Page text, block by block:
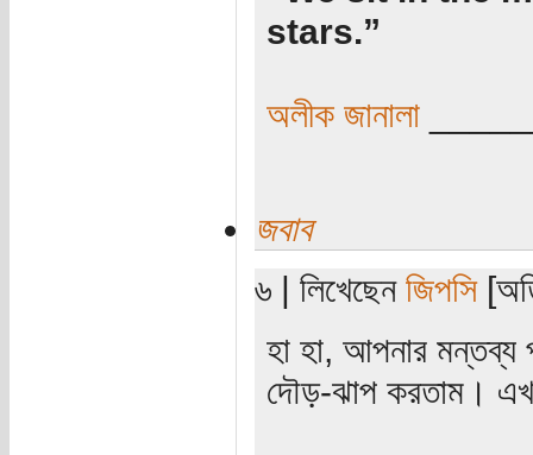
stars.”
অলীক জানালা
জবাব
৬ | লিখেছেন জিপসি
হা হা, আপনার মন্তব্য
দৌড়-ঝাপ করতাম।